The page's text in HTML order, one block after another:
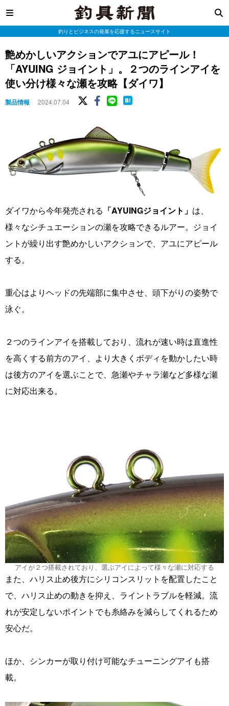
釣りとビジネスの発展を応援するニュースサイト
艶めかしいアクションでアユにアピール！
「AYUING ジョイント」。２つのラインアイを
使い分け様々な瀬を攻略【ダイワ】
製品情報 2024.07.04
ダイワから今年発売される 「AYUINGジョイント」 は、
様々なシチュエーションの瀬を攻略できるルアー。ジョイ
ントが繰り出す艶めかしいアクションで、アユにアピール
する。
重心はよりヘッドの先端部に集中させ、頭下がりの姿勢で
泳ぐ。
２つのラインアイを搭載しており、流れが速い時は直進性
を高くする前方のアイ、より大きくボディを動かしたい時
は後方のアイを選ぶことで、急瀬やチャラ瀬など多様な瀬
に対応出来る。
アイが２つ搭載されており、選ぶアイによって様々な瀬に対応する
また、ハリス止め後方にシリコンスリットを配置したこと
で、ハリス止めの動きを抑え、ライントラブルを軽減。流
れが安定しないポイントでも糸絡みを減らしてくれるため
安心だ。
ほか、シンカーが取り付け可能なチューニングアイも搭
載。